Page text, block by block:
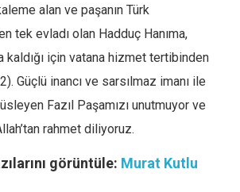
alan ve paşanın Türk
tek evladı olan Hadduç Hanıma,
kaldığı için vatana hizmet tertibinden
Güçlü inancı ve sarsılmaz imanı ile
Fazıl Paşamızı unutmuyor ve
rahmet diliyoruz.
görüntüle: Murat Kutlu